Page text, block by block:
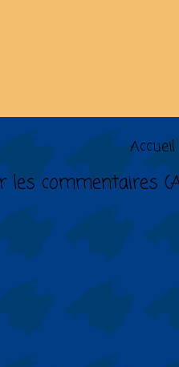
Accueil
les commentaires